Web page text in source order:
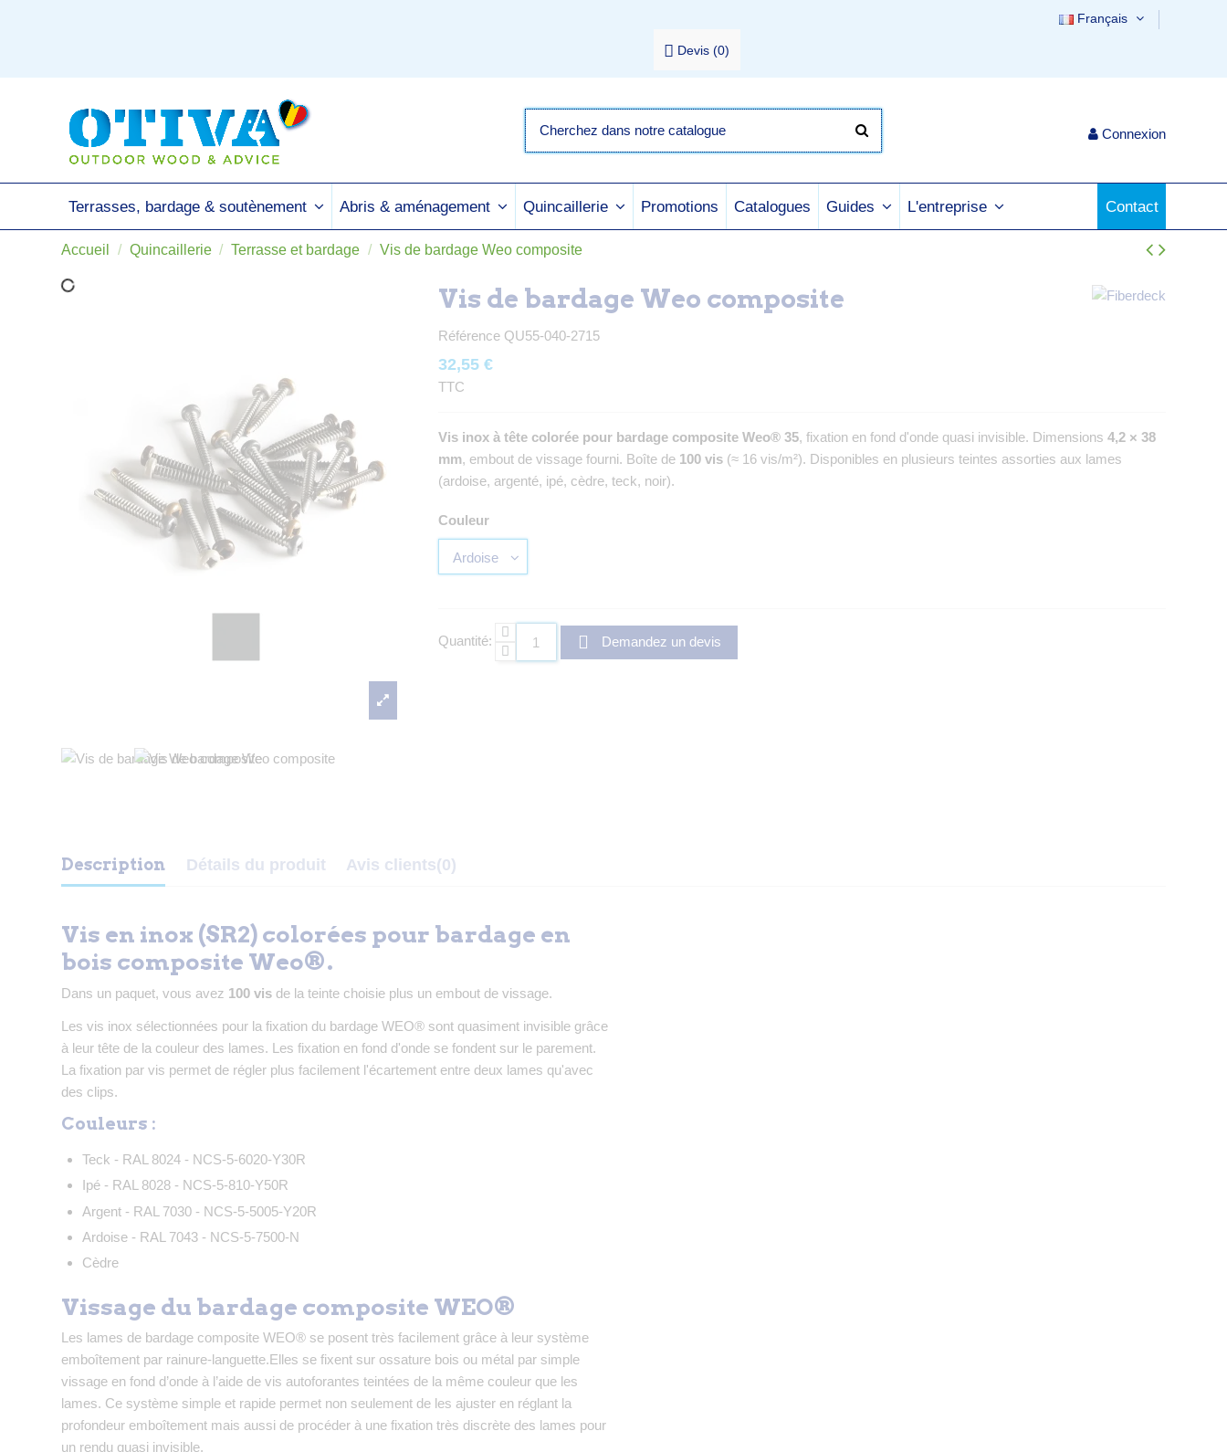
Français
Devis (0)
Connexion
Terrasses, bardage & soutènement Abris & aménagement Quincaillerie Promotions Catalogues Guides L'entreprise Contact
Accueil Quincaillerie Terrasse et bardage Vis de bardage Weo composite
Vis de bardage Weo composite
Référence QU55-040-2715
32,55 €
TTC
Vis inox à tête colorée pour bardage composite Weo® 35, fixation en fond d'onde quasi invisible. Dimensions4,2 × 38
mm, embout de vissage fourni. Boîte de 100 vis (≈ 16 vis/m²). Disponibles en plusieurs teintes assorties aux lames
(ardoise, argenté, ipé, cèdre, teck, noir).
Couleur
Quantité: Demandez un devis
Description Détails du produit Avis clients(0)
Vis en inox (SR2) colorées pour bardage en
bois composite Weo®.
Dans un paquet, vous avez 100 vis de la teinte choisie plus un embout de vissage.
Les vis inox sélectionnées pour la fixation du bardage WEO® sont quasiment invisible grâce
à leur tête de la couleur des lames. Les fixation en fond d'onde se fondent sur le parement.
La fixation par vis permet de régler plus facilement l'écartement entre deux lames qu'avec
des clips.
Couleurs :
Teck - RAL 8024 - NCS-5-6020-Y30R
Ipé - RAL 8028 - NCS-5-810-Y50R
Argent - RAL 7030 - NCS-5-5005-Y20R
Ardoise - RAL 7043 - NCS-5-7500-N
Cèdre
Vissage du bardage composite WEO®
Les lames de bardage composite WEO® se posent très facilement grâce à leur système
emboîtement par rainure-languette.Elles se fixent sur ossature bois ou métal par simple
vissage en fond d’onde à l’aide de vis autoforantes teintées de la même couleur que les
lames. Ce système simple et rapide permet non seulement de les ajuster en réglant la
profondeur emboîtement mais aussi de procéder à une fixation très discrète des lames pour
un rendu quasi invisible.